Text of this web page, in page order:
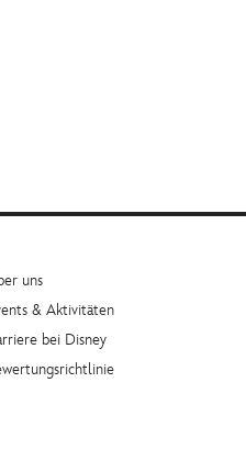
uns
& Aktivitäten
bei Disney